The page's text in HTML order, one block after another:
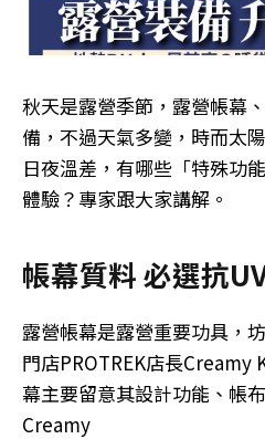
秋天是露營季節，露營帳幕
備，不過天氣多變，時而太
日夜溫差，有哪些「特殊功
體驗？專家跟大家講解。
帳幕質料 必選抗
露營帳幕是露營重要功具，
門店PROTREK店長Creamy
幕主要留意其設計功能、帳
Creamy